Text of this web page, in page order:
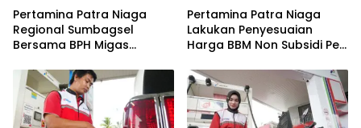
Pertamina Patra Niaga
Regional Sumbagsel
Bersama BPH Migas
Penyaluran BBM Subsidi
bagi Nelayan melalui
Aplikasi XSTAR
Pertamina Patra Niaga
Lakukan Penyesuaian
Harga BBM Non Subsidi Per